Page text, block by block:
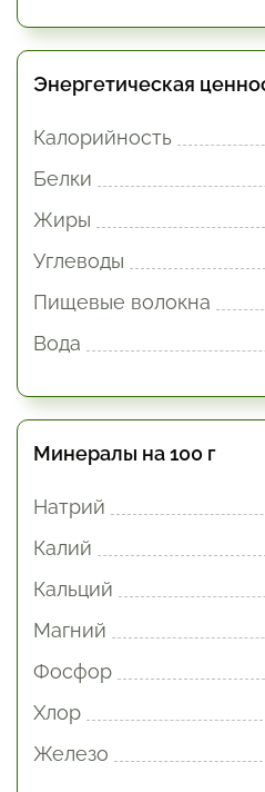
Энергетическая
Калорийность
Белки
Жиры
Углеводы
Пищевые волокна
Вода
Минералы на 100 г
Натрий
Калий
Кальций
Магний
Фосфор
Хлор
Железо